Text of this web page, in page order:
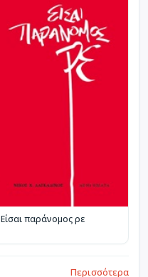
Είσαι παράνομος ρε
Περισσότερα